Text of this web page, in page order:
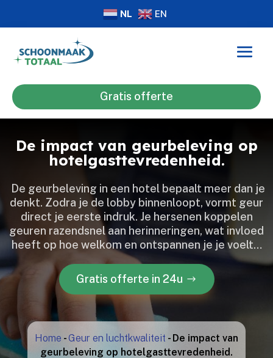
NL EN
Gratis offerte
De impact van geurbeleving op
hotelgasttevredenheid.
​ De geurbeleving in een hotel bepaalt meer dan je
denkt.​ Zodra je de lobby binnenloopt, vormt geur
direct je eerste indruk.​ Je hersenen koppelen
geuren razendsnel aan herinneringen, wat invloed
heeft op hoe welkom en ontspannen je je voelt…
Gratis offerte in 24u
Home -Geur en luchtkwaliteit - De impact van
geurbeleving op hotelgasttevredenheid.